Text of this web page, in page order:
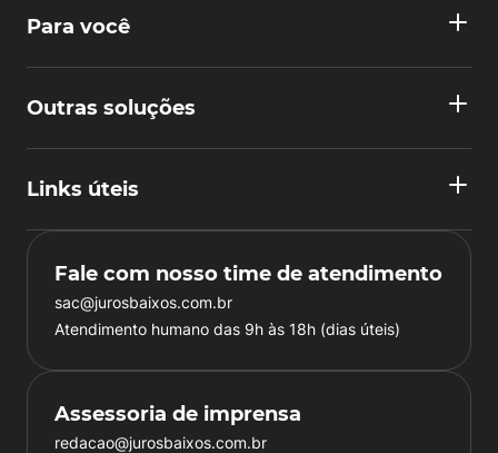
Para você
Outras soluções
Links úteis
Fale com nosso time de atendimento
sac@jurosbaixos.com.br
Atendimento humano das 9h às 18h (dias úteis)
Assessoria de imprensa
redacao@jurosbaixos.com.br